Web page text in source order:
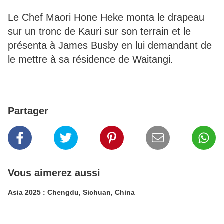
Le Chef Maori Hone Heke monta le drapeau
sur un tronc de Kauri sur son terrain et le
présenta à James Busby en lui demandant de
le mettre à sa résidence de Waitangi.
Partager
Vous aimerez aussi
Asia 2025 : Chengdu, Sichuan, China